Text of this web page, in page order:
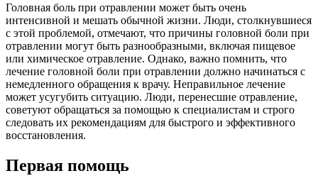
Головная боль при отравлении может быть очень
интенсивной и мешать обычной жизни. Люди, столкнувшиеся
с этой проблемой, отмечают, что причины головной боли при
отравлении могут быть разнообразными, включая пищевое
или химическое отравление. Однако, важно помнить, что
лечение головной боли при отравлении должно начинаться с
немедленного обращения к врачу. Неправильное лечение
может усугубить ситуацию. Люди, перенесшие отравление,
советуют обращаться за помощью к специалистам и строго
следовать их рекомендациям для быстрого и эффективного
восстановления.
Первая помощь